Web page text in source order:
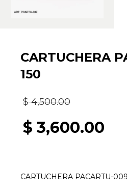
CARTUCHERA
150
$4,500.00
precio
$
$ 3,600.00
precio
CARTUCHERA PACARTU-